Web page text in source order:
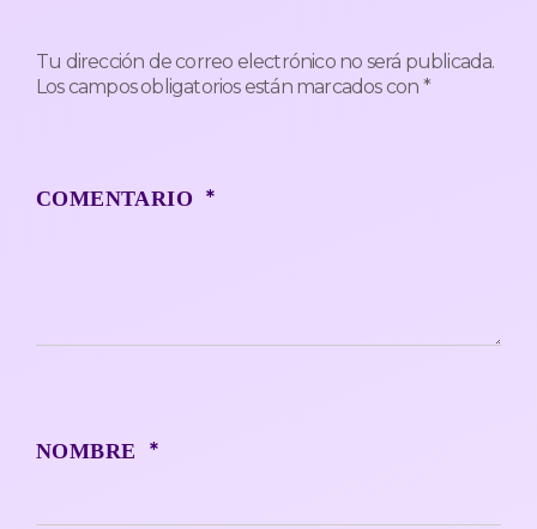
Tu dirección de correo electrónico no será publicada.
Los campos obligatorios están marcados con *
COMENTARIO*
NOMBRE *